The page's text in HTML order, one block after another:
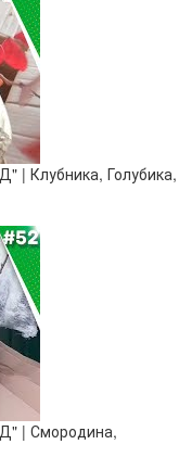
Клубника, Голубика,
| Смородина,